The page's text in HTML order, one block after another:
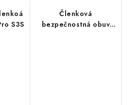
S3S
Členková
bezpečnostná obuv